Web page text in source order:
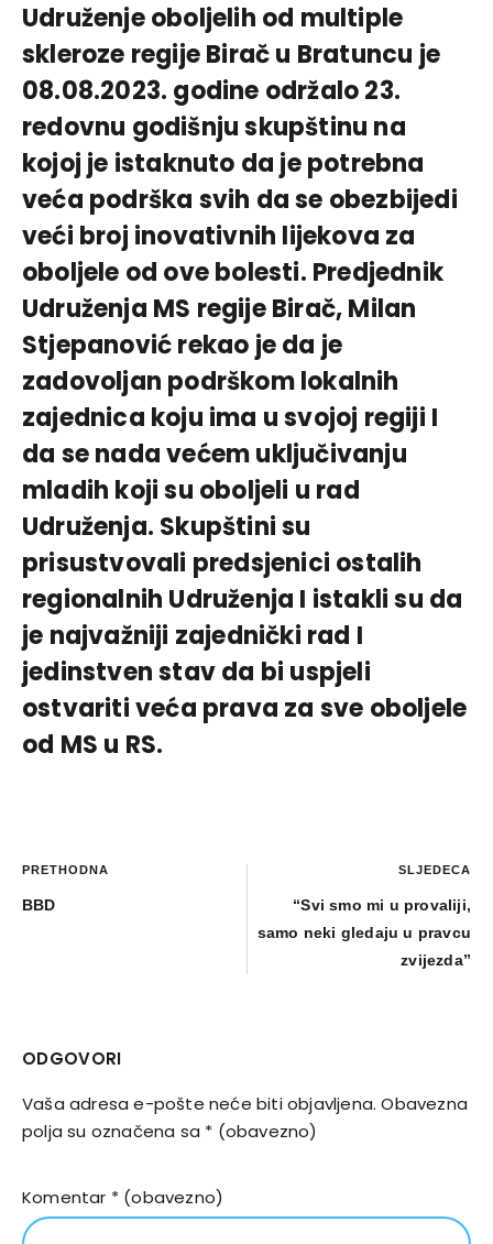
Udruženje oboljelih od multiple
skleroze regije Birač u Bratuncu je
08.08.2023. godine održalo 23.
redovnu godišnju skupštinu na
kojoj je istaknuto da je potrebna
veća podrška svih da se obezbijedi
veći broj inovativnih lijekova za
oboljele od ove bolesti. Predjednik
Udruženja MS regije Birač, Milan
Stjepanović rekao je da je
zadovoljan podrškom lokalnih
zajednica koju ima u svojoj regiji I
da se nada većem uključivanju
mladih koji su oboljeli u rad
Udruženja. Skupštini su
prisustvovali predsjenici ostalih
regionalnih Udruženja I istakli su da
je najvažniji zajednički rad I
jedinstven stav da bi uspjeli
ostvariti veća prava za sve oboljele
od MS u RS.
PRETHODNA
BBD
SLJEDEĆA
“Svi smo mi u provaliji,
samo neki gledaju u pravcu
zvijezda”
ODGOVORI
Vaša adresa e-pošte neće biti objavljena. Obavezna
polja su označena sa * (obavezno)
Komentar * (obavezno)